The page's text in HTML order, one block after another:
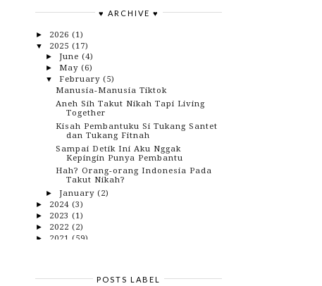
♥ ARCHIVE ♥
► 2026 (1)
▼ 2025 (17)
► June (4)
► May (6)
▼ February (5)
Manusia-Manusia Tiktok
Aneh Sih Takut Nikah Tapi Living
Together
Kisah Pembantuku Si Tukang Santet
dan Tukang Fitnah
Sampai Detik Ini Aku Nggak
Kepingin Punya Pembantu
Hah? Orang-orang Indonesia Pada
Takut Nikah?
► January (2)
► 2024 (3)
► 2023 (1)
► 2022 (2)
► 2021 (59)
POSTS LABEL